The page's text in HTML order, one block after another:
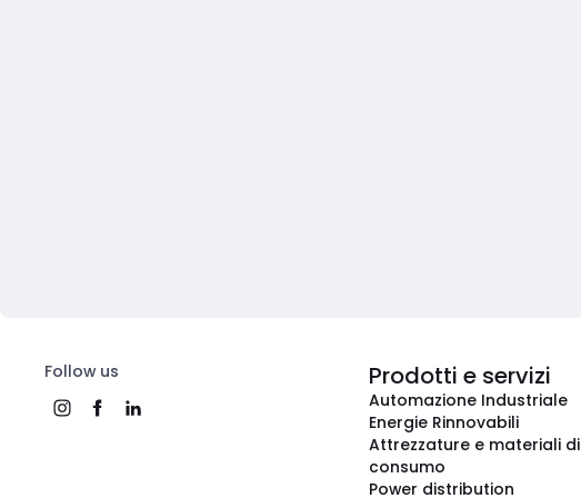
Follow us Prodotti e servizi
Automazione Industriale
Energie Rinnovabili
Attrezzature e materiali di
consumo
Power distribution